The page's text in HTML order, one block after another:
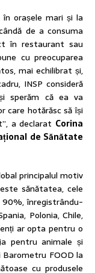
orașele mari și la
de a consuma
în restaurant sau
cu preocuparea
mai echilibrat și,
INSP consideră
sperăm că ea va
care hotărăsc să își
a declarat Corina
de Sănătate
principalul motiv
sănătatea, cele
înregistrându-
Polonia, Chile,
ar opta pentru o
pentru animale și
FOOD la
cu produsele